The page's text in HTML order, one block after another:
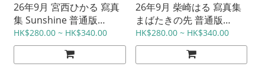
26年9月 宮西ひかる 寫真
集 Sunshine 普通版
HKD280 / 連親簽拍立得版
HKD340 日
HK$280.00 ~ HK$340.00
26年9月 柴崎はる 寫真集
まばたきの先 普通版
HKD280 / 連親簽拍立得版
HKD340 日
HK$280.00 ~ HK$340.00